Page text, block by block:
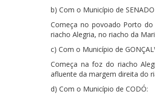
b) Com o Município de
Começa no povoado Porto
riacho Alegria, no riacho da
c) Com o Município de
Começa na foz do riacho
afluente da margem direita do
d) Com o Município de CODÓ: